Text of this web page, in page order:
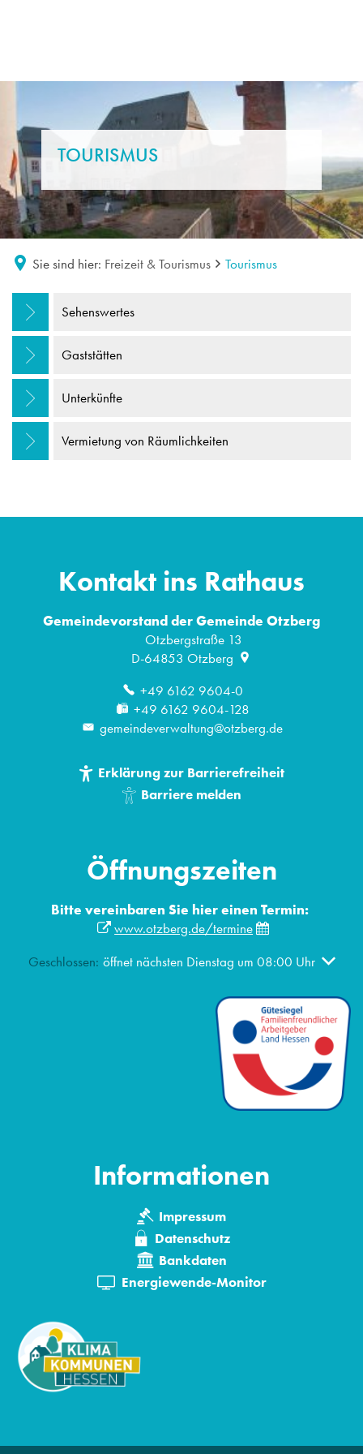
TOURISMUS
Sie sind hier: Freizeit & Tourismus Tourismus
Tourismus
Sehenswertes
Gaststätten
Unterkünfte
Vermietung von Räumlichkeiten
Kontakt ins Rathaus
Gemeindevorstand der Gemeinde Otzberg
Otzbergstraße 13
D-64853 Otzberg
+49 6162 9604-0
+49 6162 9604-128
gemeindeverwaltung@otzberg.de
Erklärung zur Barrierefreiheit
Barriere melden
Öffnungszeiten
Bitte vereinbaren Sie hier einen Termin:
www.otzberg.de/termine
Klicken, um weitere Öffnungs- oder Schließzeiten
Geschlossen: öffnet nächsten Dienstag um 08:00 Uhr
Informationen
Impressum
Datenschutz
Bankdaten
Energiewende-Monitor